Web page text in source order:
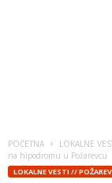
POČETNA LOKALNE
na hipodromu u Požarevcu
LOKALNE VESTI //